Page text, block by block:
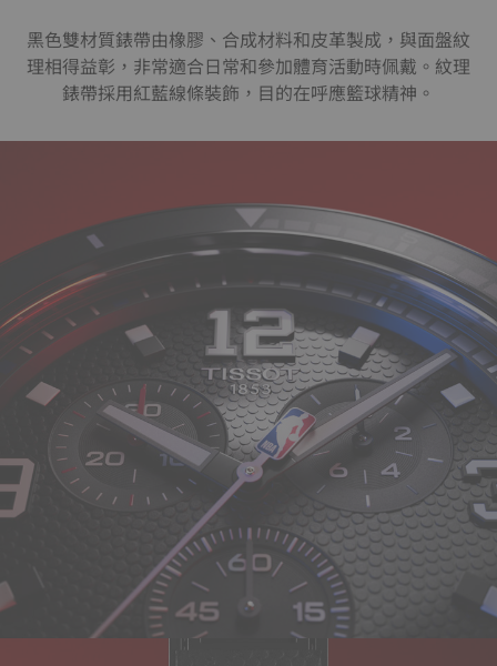
黑色雙材質錶帶由橡膠、合成材料和皮革製成，與面盤紋
理相得益彰，非常適合日常和參加體育活動時佩戴。紋理
錶帶採用紅藍線條裝飾，目的在呼應籃球精神。